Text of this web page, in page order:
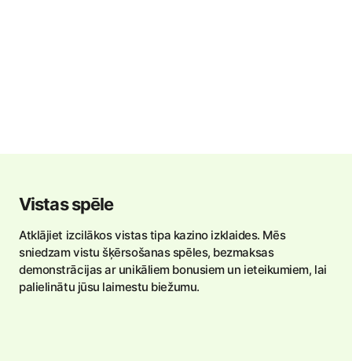
Vistas spēle
Atklājiet izcilākos vistas tipa kazino izklaides. Mēs
sniedzam vistu šķērsošanas spēles, bezmaksas
demonstrācijas ar unikāliem bonusiem un ieteikumiem, lai
palielinātu jūsu laimestu biežumu.